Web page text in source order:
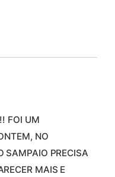
FOI UM
NO
SAMPAIO PRECISA
MAIS E